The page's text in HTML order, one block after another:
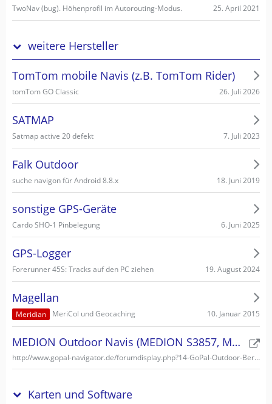
TwoNav (bug). Höhenprofil im Autorouting-Modus. 25. April 2021
weitere Hersteller
TomTom mobile Navis (z.B. TomTom Rider)
tomTom GO Classic 26. Juli 2026
SATMAP
Satmap active 20 defekt 7. Juli 2023
Falk Outdoor
suche navigon für Android 8.8.x 18. Juni 2019
sonstige GPS-Geräte
Cardo SHO-1 Pinbelegung 6. Juni 2025
GPS-Logger
Forerunner 45S: Tracks auf den PC ziehen 19. August 2024
Magellan
Meridian MeriCol und Geocaching 10. Januar 2015
MEDION Outdoor Navis (MEDION S3857, MEDION S3747)
http://www.gopal-navigator.de/forumdisplay.php?14-GoPal-Outdoor-Bereich
Karten und Software